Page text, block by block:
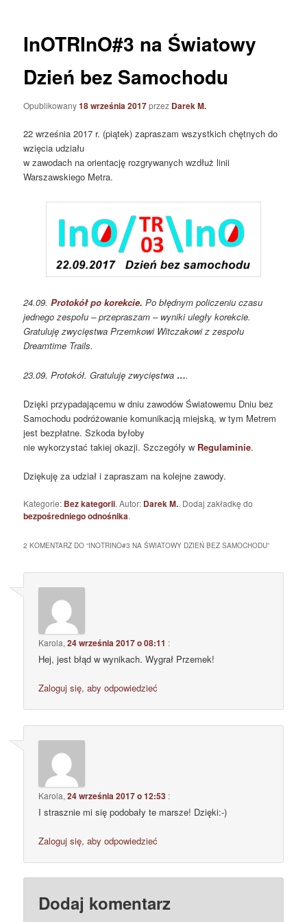
InOTRInO#3 na Światowy
Dzień bez Samochodu
Opublikowany18 września 2017przez Darek M.
22 września 2017 r. (piątek) zapraszam wszystkich chętnych do
wzięcia udziału
w zawodach na orientację rozgrywanych wzdłuż linii
Warszawskiego Metra.
24.09.Protokół po korekcie. Po błędnym policzeniu czasu
jednego zespołu – przepraszam – wyniki uległy korekcie.
Gratuluję zwycięstwa Przemkowi Witczakowi z zespołu
Dreamtime Trails.
23.09. Protokół. Gratuluję zwycięstwa ….
Dzięki przypadającemu w dniu zawodów Światowemu Dniu bez
Samochodu podróżowanie komunikacją miejską, w tym Metrem
jest bezpłatne. Szkoda byłoby
nie wykorzystać takiej okazji. Szczegóły w Regulaminie.
Dziękuję za udział i zapraszam na kolejne zawody.
Kategorie: Bez kategorii. Autor: Darek M.. Dodaj zakładkę do
bezpośredniego odnośnika.
2 KOMENTARZ DO “INOTRINO#3 NA ŚWIATOWY DZIEŃ BEZ SAMOCHODU”
Karola,24 września 2017 o 08:11 :
Hej, jest błąd w wynikach. Wygrał Przemek!
Zaloguj się, aby odpowiedzieć
Karola,24 września 2017 o 12:53 :
I strasznie mi się podobały te marsze! Dzięki:-)
Zaloguj się, aby odpowiedzieć
Dodaj komentarz